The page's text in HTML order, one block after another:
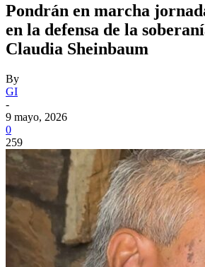
Pondrán en marcha
en la defensa de la
Claudia Sheinbaum
By
GI
-
9 mayo, 2026
0
259